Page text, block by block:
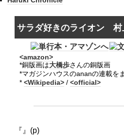
サラダ好きのライオン 村
<amazon>
*銅版画は大橋歩さんの銅版画
*マガジンハウスのananの連載を
* <Wikipedia> / <official>
『』(p)